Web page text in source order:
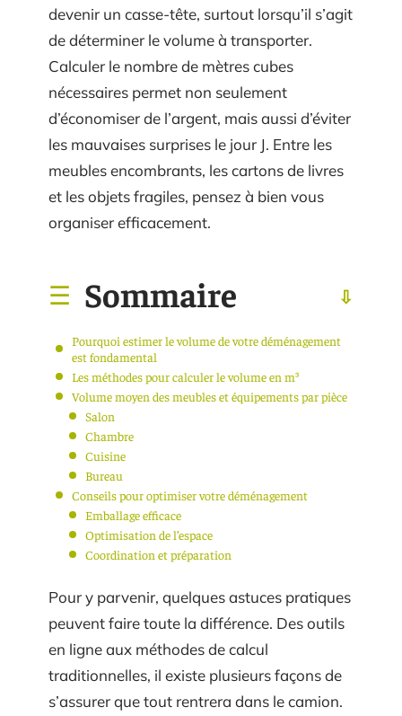
devenir un casse-tête, surtout lorsqu’il s’agit
de déterminer le volume à transporter.
Calculer le nombre de mètres cubes
nécessaires permet non seulement
d’économiser de l’argent, mais aussi d’éviter
les mauvaises surprises le jour J. Entre les
meubles encombrants, les cartons de livres
et les objets fragiles, pensez à bien vous
organiser efficacement.
Sommaire
Pourquoi estimer le volume de votre déménagement
est fondamental
Les méthodes pour calculer le volume en m³
Volume moyen des meubles et équipements par pièce
Salon
Chambre
Cuisine
Bureau
Conseils pour optimiser votre déménagement
Emballage efficace
Optimisation de l’espace
Coordination et préparation
Pour y parvenir, quelques astuces pratiques
peuvent faire toute la différence. Des outils
en ligne aux méthodes de calcul
traditionnelles, il existe plusieurs façons de
s’assurer que tout rentrera dans le camion.